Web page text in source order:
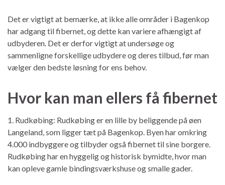
Det er vigtigt at bemærke, at ikke alle områder i Bagenkop
har adgang til fibernet, og dette kan variere afhængigt af
udbyderen. Det er derfor vigtigt at undersøge og
sammenligne forskellige udbydere og deres tilbud, før man
vælger den bedste løsning for ens behov.
Hvor kan man ellers få fibernet
1. Rudkøbing: Rudkøbing er en lille by beliggende på øen
Langeland, som ligger tæt på Bagenkop. Byen har omkring
4.000 indbyggere og tilbyder også fibernet til sine borgere.
Rudkøbing har en hyggelig og historisk bymidte, hvor man
kan opleve gamle bindingsværkshuse og smalle gader.